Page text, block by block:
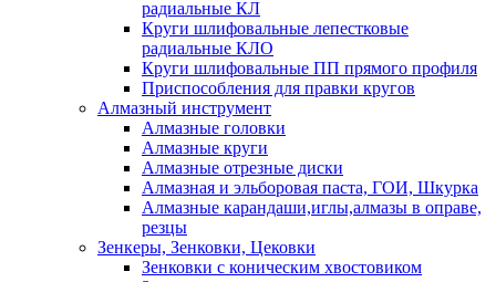
радиальные КЛ
Круги шлифовальные лепестковые
радиальные КЛО
Круги шлифовальные ПП прямого профиля
Приспособления для правки кругов
Алмазный инструмент
Алмазные головки
Алмазные круги
Алмазные отрезные диски
Алмазная и эльборовая паста, ГОИ, Шкурка
Алмазные карандаши,иглы,алмазы в оправе,
резцы
Зенкеры, Зенковки, Цековки
Зенковки с коническим хвостовиком